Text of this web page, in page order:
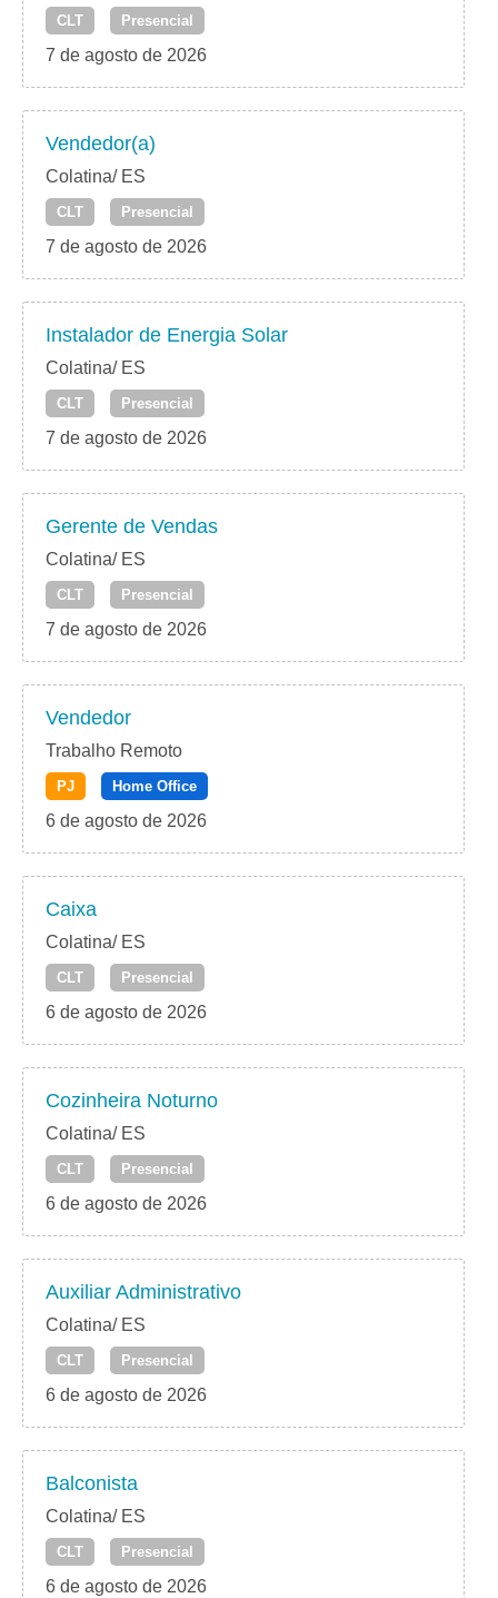
CLT Presencial
7 de agosto de 2026
Vendedor(a)
Colatina/ ES
CLT Presencial
7 de agosto de 2026
Instalador de Energia Solar
Colatina/ ES
CLT Presencial
7 de agosto de 2026
Gerente de Vendas
Colatina/ ES
CLT Presencial
7 de agosto de 2026
Vendedor
Trabalho Remoto
PJ Home Office
6 de agosto de 2026
Caixa
Colatina/ ES
CLT Presencial
6 de agosto de 2026
Cozinheira Noturno
Colatina/ ES
CLT Presencial
6 de agosto de 2026
Auxiliar Administrativo
Colatina/ ES
CLT Presencial
6 de agosto de 2026
Balconista
Colatina/ ES
CLT Presencial
6 de agosto de 2026